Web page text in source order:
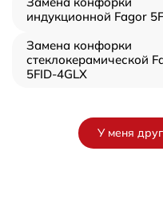
индукционной Fagor
Замена конфорки
стеклокерамической
5FID-4GLX
У меня